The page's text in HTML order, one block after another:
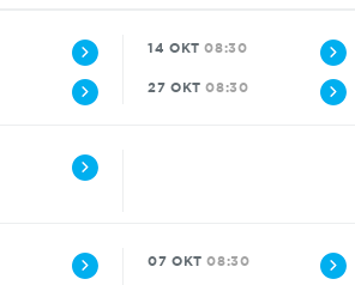
14 OKT 08:30
27 OKT 08:30
07 OKT 08:30